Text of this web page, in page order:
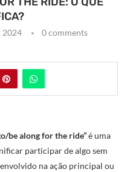
2024 0 comments
be along for the ride”é uma
participar de algo sem
na ação principal ou